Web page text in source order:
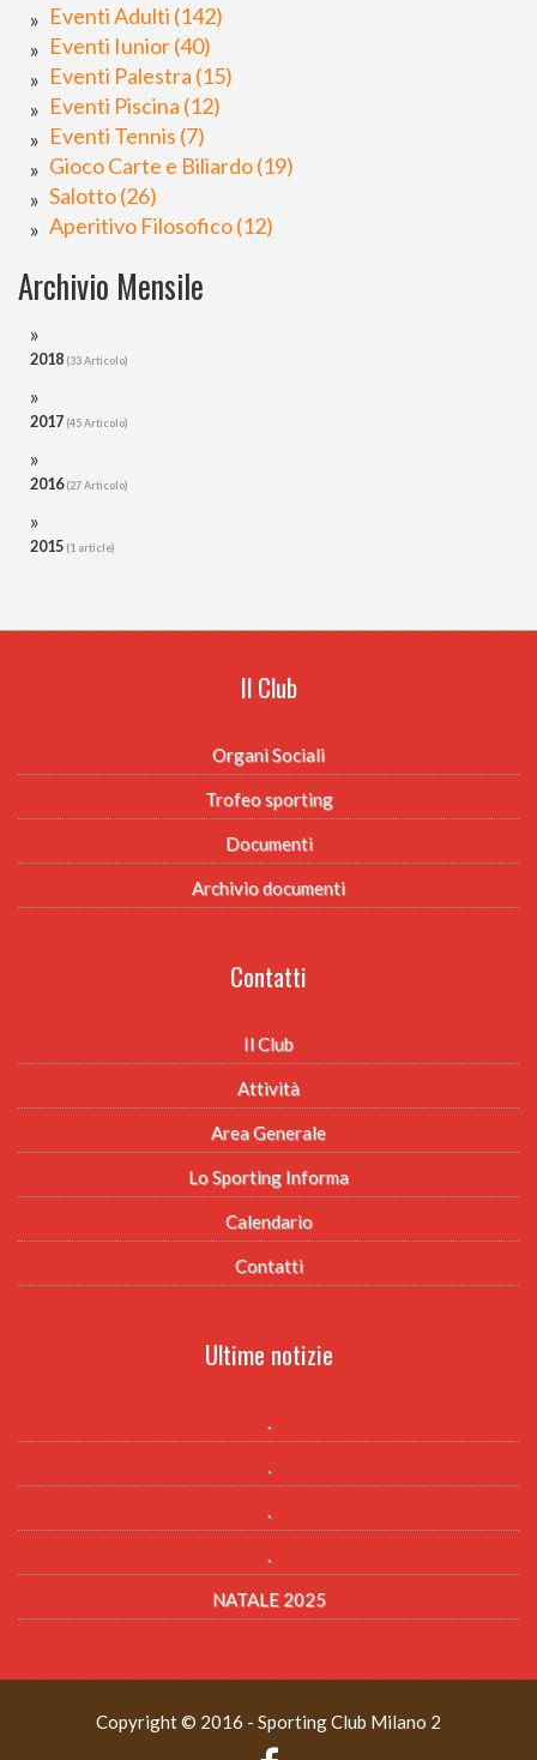
Eventi Adulti (142)
Eventi Iunior (40)
Eventi Palestra (15)
Eventi Piscina (12)
Eventi Tennis (7)
Gioco Carte e Biliardo (19)
Salotto (26)
Aperitivo Filosofico (12)
Archivio Mensile
2018 (33 Articolo)
2017 (45 Articolo)
2016(27 Articolo)
2015 (1 article)
Il Club
Organi Sociali
Trofeo sporting
Documenti
Archivio documenti
Contatti
Il Club
Attività
Area Generale
Lo Sporting Informa
Calendario
Contatti
Ultime notizie
.
.
.
.
NATALE 2025
Copyright © 2016 - Sporting Club Milano 2